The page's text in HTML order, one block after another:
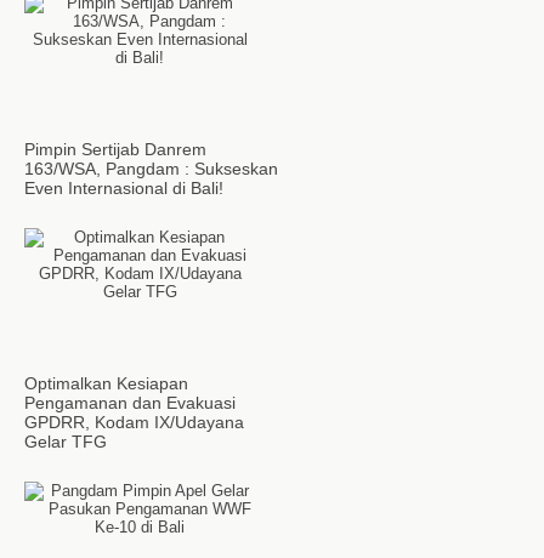
Pimpin Sertijab Danrem
163/WSA, Pangdam : Sukseskan
Even Internasional di Bali!
Optimalkan Kesiapan
Pengamanan dan Evakuasi
GPDRR, Kodam IX/Udayana
Gelar TFG